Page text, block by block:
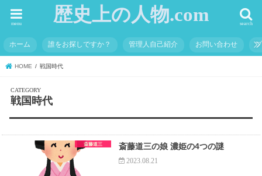
歴史上の人物.com search
menu
ホーム 誰をお探しですか？ 管理人自己紹介 お問い合わせ
HOME 戦国時代
戦国時代
斎藤道三 斎藤道三の娘 濃姫の4つの謎
2023.08.21